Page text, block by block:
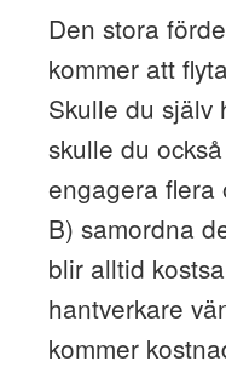
Den stora
kommer att
Skulle du själv
skulle du
engagera flera
B) samordna
blir alltid
hantverkare
kommer